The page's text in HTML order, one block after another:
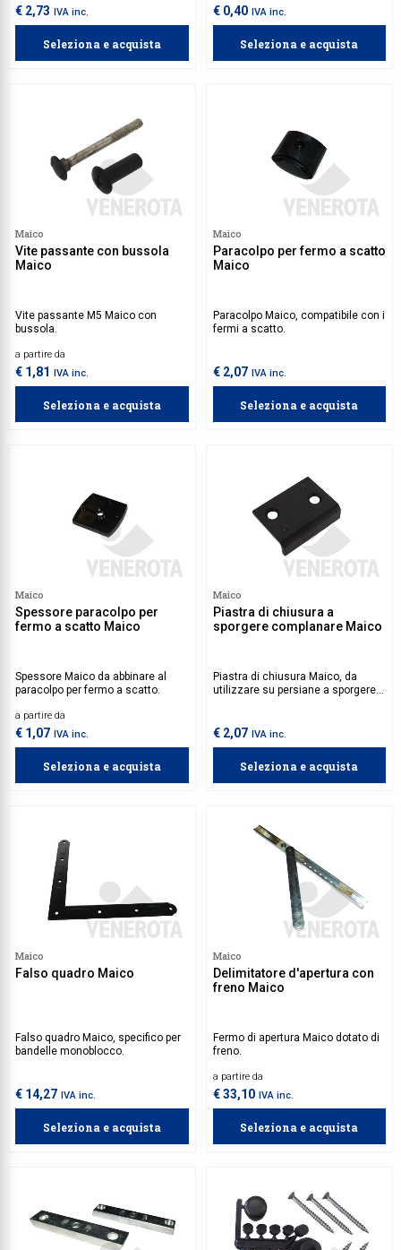
€ 2,73 IVA inc.
Seleziona e acquista
€ 0,40 IVA inc.
Seleziona e acquista
Maico
Vite passante con bussola
Maico
Vite passante M5 Maico con
bussola.
a partire da
€ 1,81 IVA inc.
Seleziona e acquista
Maico
Paracolpo per fermo a scatto
Maico
Paracolpo Maico, compatibile con i
fermi a scatto.
€ 2,07 IVA inc.
Seleziona e acquista
Maico
Spessore paracolpo per
fermo a scatto Maico
Spessore Maico da abbinare al
paracolpo per fermo a scatto.
a partire da
€ 1,07 IVA inc.
Seleziona e acquista
Maico
Piastra di chiusura a
sporgere complanare Maico
Piastra di chiusura Maico, da
utilizzare su persiane a sporgere
€ 2,07 IVA inc.
Seleziona e acquista
Maico
Falso quadro Maico
Falso quadro Maico, specifico per
bandelle monoblocco.
€ 14,27 IVA inc.
Seleziona e acquista
Maico
Delimitatore d'apertura con
freno Maico
Fermo di apertura Maico dotato di
freno.
a partire da
€ 33,10 IVA inc.
Seleziona e acquista